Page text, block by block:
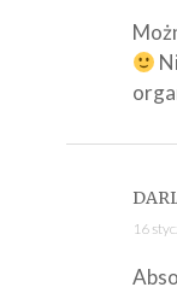
16